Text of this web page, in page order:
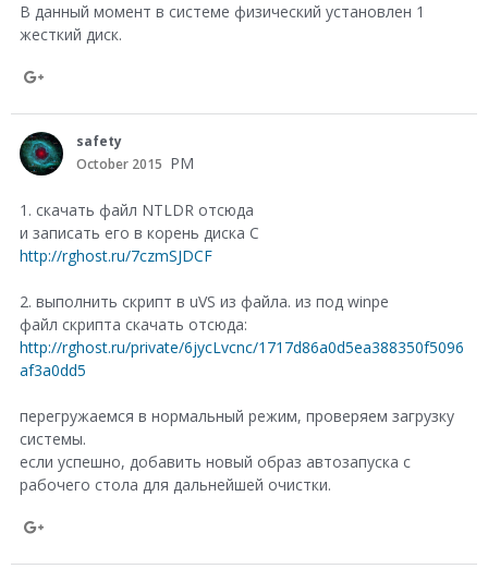
o
n
G
o
o
g
l
e
В данный момент в системе физический установлен 1
жесткий диск.
a
o
G
o
g
e
+
safety
October 2015 PM
1. скачать файл NTLDR отсюда
и записать его в корень диска C
http://rghost.ru/7czmSJDCF
2. выполнить скрипт в uVS из файла. из под winpe
файл скрипта скачать отсюда:
http://rghost.ru/private/6jycLvcnc/1717d86a0d5ea388350f5096
af3a0dd5
перегружаемся в нормальный режим, проверяем загрузку
системы.
если успешно, добавить новый образ автозапуска с
рабочего стола для дальнейшей очистки.